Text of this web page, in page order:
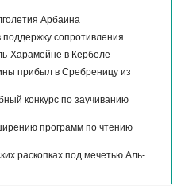
Арбаина
сопротивления
Харамейне в Кербеле
прибыл в Сребреницу из
конкурс по заучиванию
программ по чтению
раскопках под мечетью Аль-